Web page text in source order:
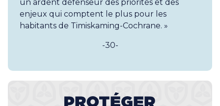
un ardent défenseur des priorités et des
enjeux qui comptent le plus pour les
habitants de Timiskaming-Cochrane. »
-30-